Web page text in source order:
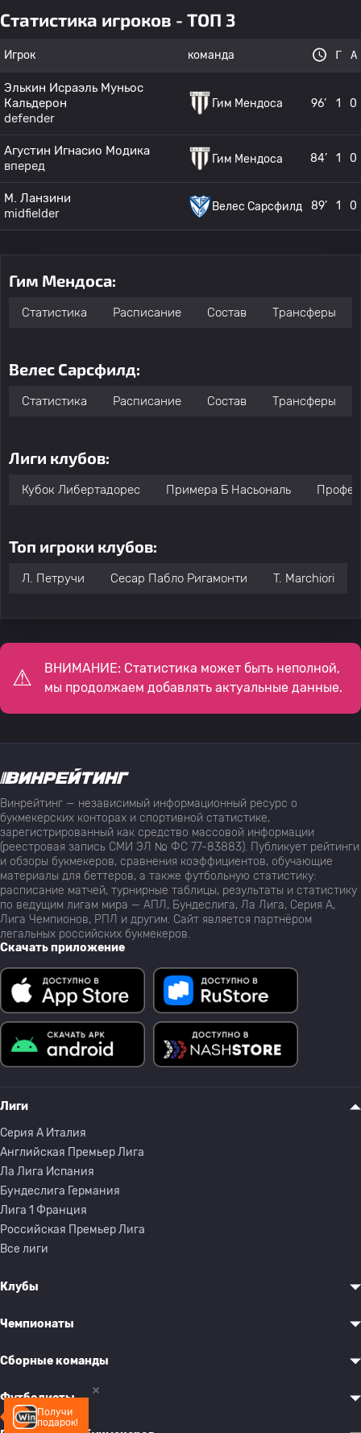
Статистика игроков - ТОП 3
Игрок команда Г А
Элькин Исраэль Муньос
Кальдерон
defender
Гим Мендоса 96’ 1 0
Агустин Игнасио Модика
вперед
Гим Мендоса 84’ 1 0
M. Ланзини
midfielder
Велес Сарсфилд 89’ 1 0
Гим Мендоса:
Статистика Расписание Состав Трансферы
Велес Сарсфилд:
Статистика Расписание Состав Трансферы
Лиги клубов:
Кубок Либертадорес Примера Б Насьональ
Топ игроки клубов:
Л. Петручи Сесар Пабло Ригамонти T. Marchiori
ВНИМАНИЕ: Статистика может быть неполной,
мы продолжаем добавлять актуальные данные.
Получи
подарок!
Винрейтинг — независимый информационный ресурс о
букмекерских конторах и спортивной статистике,
зарегистрированный как средство массовой информации
(реестровая запись СМИ ЭЛ № ФС 77-83883). Публикует рейтинги
и обзоры букмекеров, сравнения коэффициентов, обучающие
материалы для беттеров, а также футбольную статистику:
расписание матчей, турнирные таблицы, результаты и статистику
по ведущим лигам мира — АПЛ, Бундеслига, Ла Лига, Серия А,
Лига Чемпионов, РПЛ и другим. Сайт является партнёром
легальных российских букмекеров.
Скачать приложение
Лиги
Серия A Италия
Английская Премьер Лига
Ла Лига Испания
Бундеслига Германия
Лига 1 Франция
Российская Премьер Лига
Все лиги
Клубы
Чемпионаты
Сборные команды
Футболисты